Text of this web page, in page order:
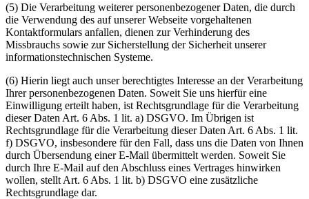
(5) Die Verarbeitung weiterer personenbezogener Daten, die durch
die Verwendung des auf unserer Webseite vorgehaltenen
Kontaktformulars anfallen, dienen zur Verhinderung des
Missbrauchs sowie zur Sicherstellung der Sicherheit unserer
informationstechnischen Systeme.
(6) Hierin liegt auch unser berechtigtes Interesse an der Verarbeitung
Ihrer personenbezogenen Daten. Soweit Sie uns hierfür eine
Einwilligung erteilt haben, ist Rechtsgrundlage für die Verarbeitung
dieser Daten Art. 6 Abs. 1 lit. a) DSGVO. Im Übrigen ist
Rechtsgrundlage für die Verarbeitung dieser Daten Art. 6 Abs. 1 lit.
f) DSGVO, insbesondere für den Fall, dass uns die Daten von Ihnen
durch Übersendung einer E-Mail übermittelt werden. Soweit Sie
durch Ihre E-Mail auf den Abschluss eines Vertrages hinwirken
wollen, stellt Art. 6 Abs. 1 lit. b) DSGVO eine zusätzliche
Rechtsgrundlage dar.